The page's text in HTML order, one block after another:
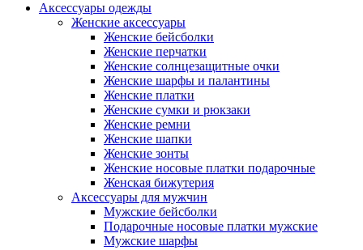
Аксессуары одежды
Женские аксессуары
Женские бейсболки
Женские перчатки
Женские солнцезащитные очки
Женские шарфы и палантины
Женские платки
Женские сумки и рюкзаки
Женские ремни
Женские шапки
Женские зонты
Женские носовые платки подарочные
Женская бижутерия
Аксессуары для мужчин
Мужские бейсболки
Подарочные носовые платки мужские
Мужские шарфы